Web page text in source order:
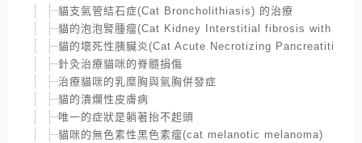
貓支氣管結石症(Cat Broncholithiasis) 的治療
貓的泡泡腎腫瘤(Cat Kidney Interstitial fibrosis with
貓的壞死性胰臟炎(Cat Acute Necrotizing Pancreatitis)
針灸治療貓咪的脊髓損傷
治療貓咪的乳糜胸與氣胸併發症
貓的潰爛性皮膚病
唯一的症狀是躺著抬不起頭
貓咪的無色素性黑色素瘤(cat melanotic melanoma)